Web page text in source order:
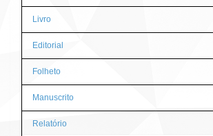
Livro
Editorial
Folheto
Manuscrito
Relatório